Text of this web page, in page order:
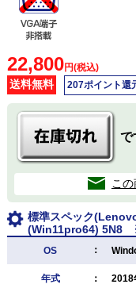
22,800円(税込)
送料無料 207ポイント還
で
こ
標準スペック
(Win11pro64) 5N8
OS ：
年式 ： 2018